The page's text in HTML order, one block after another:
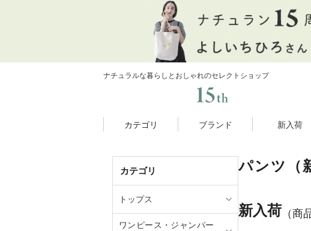
ナチュラルな暮らしとおしゃれのセレクトショップ
カテゴリ ブランド 新入荷
カテゴリ
トップス
ワンピース・ジャンパー
パンツ（
新入荷 （商